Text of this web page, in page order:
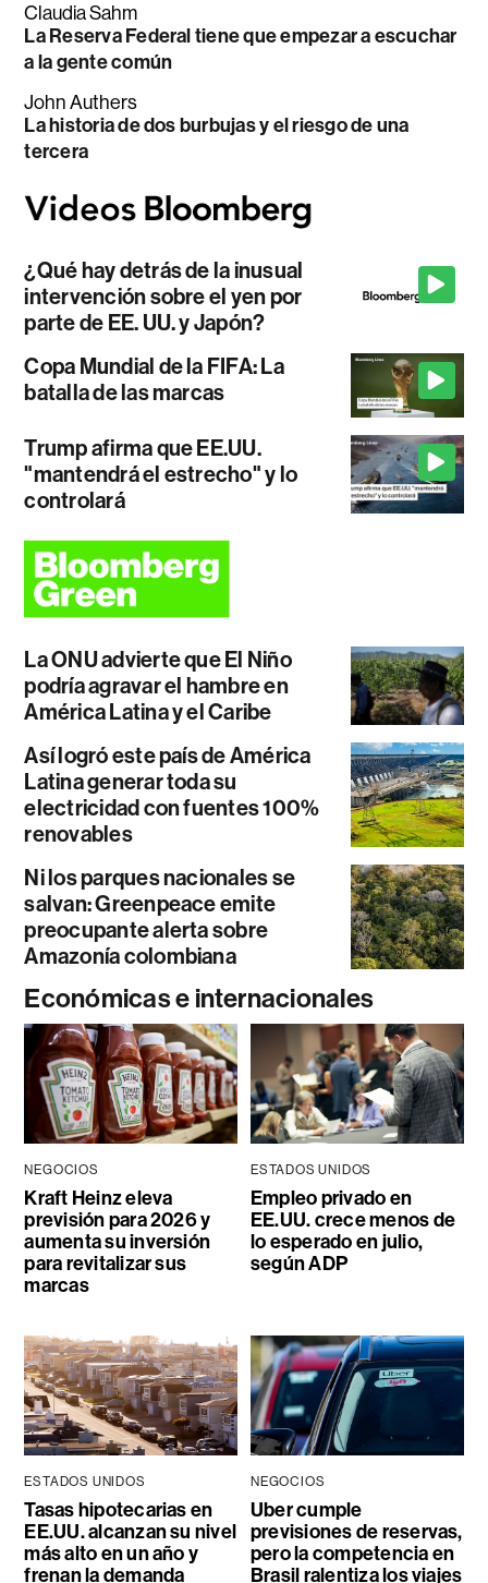
Claudia Sahm
La Reserva Federal tiene que empezar a escuchar
a la gente común
John Authers
La historia de dos burbujas y el riesgo de una
tercera
¿Qué hay detrás de la inusual
intervención sobre el yen por
parte de EE. UU. y Japón?
Copa Mundial de la FIFA: La
batalla de las marcas
Trump afirma que EE.UU.
"mantendrá el estrecho" y lo
controlará
La ONU advierte que El Niño
podría agravar el hambre en
América Latina y el Caribe
Así logró este país de América
Latina generar toda su
electricidad con fuentes 100%
renovables
Ni los parques nacionales se
salvan: Greenpeace emite
preocupante alerta sobre
Amazonía colombiana
Económicas e internacionales
NEGOCIOS
Kraft Heinz eleva
previsión para 2026 y
aumenta su inversión
para revitalizar sus
marcas
ESTADOS UNIDOS
Empleo privado en
EE.UU. crece menos de
lo esperado en julio,
según ADP
ESTADOS UNIDOS
Tasas hipotecarias en
EE.UU. alcanzan su nivel
más alto en un año y
frenan la demanda
NEGOCIOS
Uber cumple
previsiones de reservas,
pero la competencia en
Brasil ralentiza los viajes